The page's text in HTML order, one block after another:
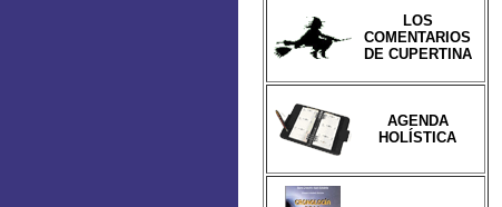
LOS
COMENTARIOS
DE CUPERTINA
AGENDA
HOLÍSTICA